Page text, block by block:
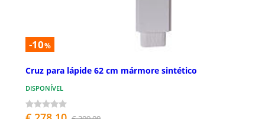
-10%
Cruz para lápide 62 cm mármore sintético
DISPONÍVEL